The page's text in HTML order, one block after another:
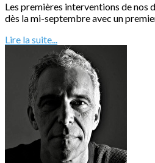
Les premières interventions de
dès la mi-septembre avec un
Lire la suite...